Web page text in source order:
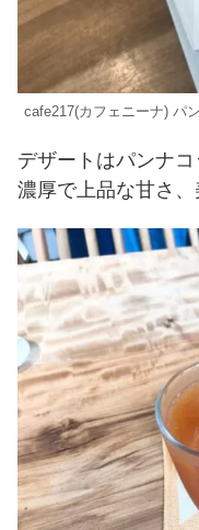
cafe217(カフェニーナ) パ
デザートはパンナコ
濃厚で上品な甘さ、